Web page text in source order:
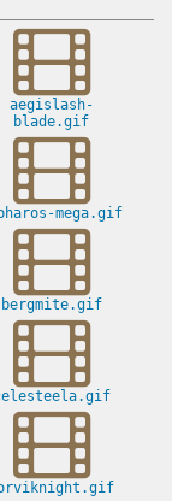
aegislash-
blade.gif
mega.gif
bergmite.gif